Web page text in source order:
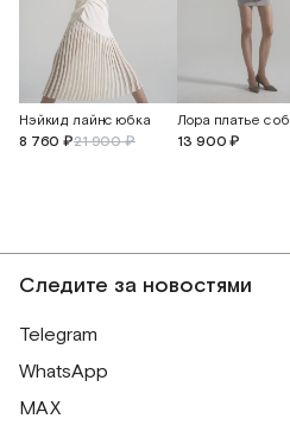
Нэйкид лайнс юбка
8 760 ₽21 900 ₽
13 900 ₽
Следите за новостями
Telegram
WhatsApp
MAX